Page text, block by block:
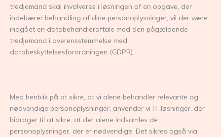
tredjemand skal involveres i løsningen af en opgave, der
indebærer behandling af dine personoplysninger, vil der være
indgået en databehandleraftale med den pågældende
tredjemand i overensstemmelse med
databeskyttelsesforordningen (GDPR).
Med henblik på at sikre, at vi alene behandler relevante og
nødvendige personoplysninger, anvender vi IT-løsninger, der
bidrager til at sikre, at der alene indsamles de
personoplysninger, der er nødvendige. Det sikres også via